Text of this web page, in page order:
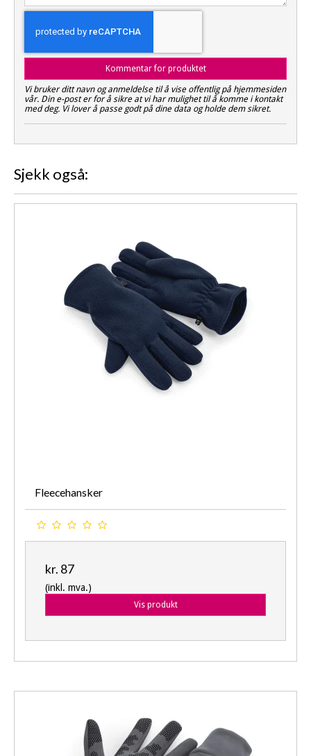
Kommentar for produktet
Vi bruker ditt navn og anmeldelse til å vise offentlig på hjemmesiden
vår. Din e-post er for å sikre at vi har mulighet til å komme i kontakt
med deg. Vi lover å passe godt på dine data og holde dem sikret.
Sjekk også:
Fleecehansker
kr. 87
(inkl. mva.)
Vis produkt